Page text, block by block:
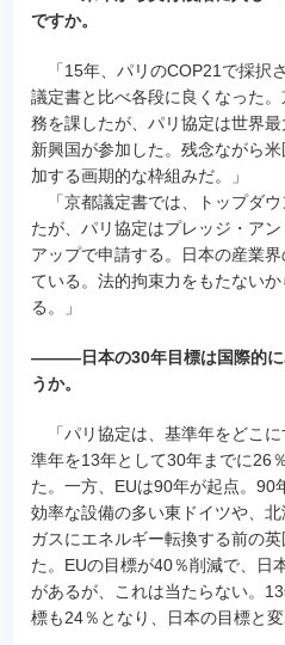
ですか。
「15年、パリのCOP21で採択
議定書と比べ各段に良くなった
務を課したが、パリ協定は世界
新興国が参加した。残念ながら
加する画期的な枠組みだ。」
「京都議定書では、トップダ
たが、パリ協定はプレッジ・ア
アップで申請する。日本の産業
ている。法的拘束力をもたない
る。」
―――日本の30年目標は国際的に
うか。
「パリ協定は、基準年をどこ
準年を13年として30年までに26
た。一方、EUは90年が起点。90
効率な設備の多い東ドイツや、
ガスにエネルギー転換する前の
た。EUの目標が40％削減で、日
があるが、これは当たらない。
標も24％となり、日本の目標と変